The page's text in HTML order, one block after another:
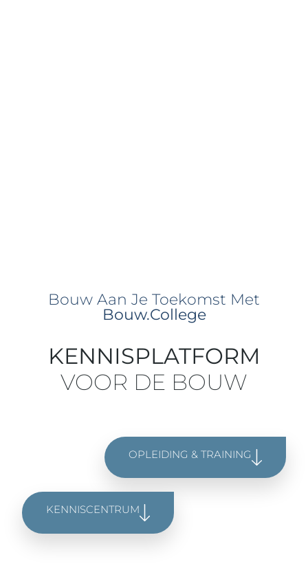
Bouw Aan Je Toekomst Met
Bouw.College
KENNISPLATFORM
VOOR DE BOUW
OPLEIDING & TRAINING
KENNISCENTRUM